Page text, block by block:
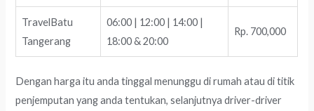
TravelBatu
Tangerang
06:00 | 12:00 | 14:00 |
18:00 & 20:00
Rp. 700,000
Dengan harga itu anda tinggal menunggu di rumah atau di titik
penjemputan yang anda tentukan, selanjutnya driver-driver